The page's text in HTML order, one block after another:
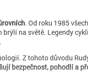
. Od roku 1985
na světě. Legendy
Z tohoto důvodu
bezpečnost, pohodlí a